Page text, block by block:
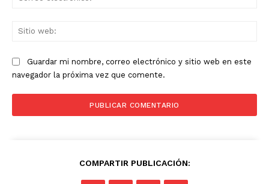
Guardar mi nombre, correo electrónico y sitio web en este
navegador la próxima vez que comente.
COMPARTIR PUBLICACIÓN: